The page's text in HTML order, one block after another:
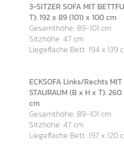
3-SITZER SOFA MIT
T): 192 x 89 (101) x 100 cm
Gesamthöhe: 89-101 cm
Sitzhöhe: 47 cm
Liegefläche Bett: 194 x 139
ECKSOFA Links/Rechts
STAURAUM (B x H x T):
cm
Gesamthöhe: 89-101 cm
Sitzhöhe: 47 cm
Liegefläche Bett: 197 x 120